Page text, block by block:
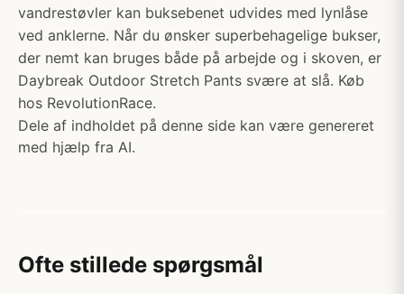
vandrestøvler kan buksebenet udvides med lynlåse
ved anklerne. Når du ønsker superbehagelige bukser,
der nemt kan bruges både på arbejde og i skoven, er
Daybreak Outdoor Stretch Pants svære at slå. Køb
hos RevolutionRace.
Dele af indholdet på denne side kan være genereret
med hjælp fra AI.
Ofte stillede spørgsmål